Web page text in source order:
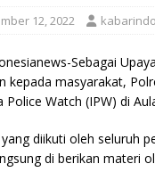
12, 2022
Sebagai
kepada masyarakat,
Police Watch (IPW) di
diikuti oleh seluruh
di berikan materi